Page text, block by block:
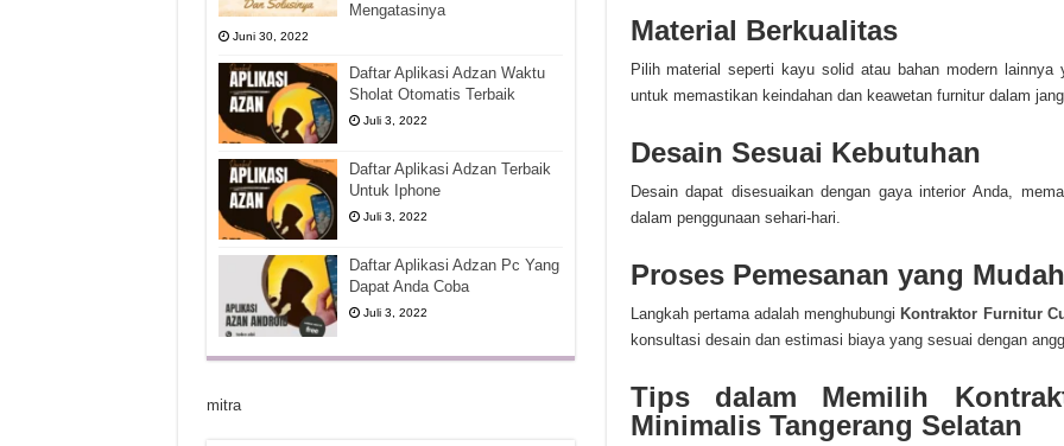
Material Berkualitas
Pilih material seperti kayu solid atau bahan modern lainnya
untuk memastikan keindahan dan keawetan furnitur dalam
Desain Sesuai Kebutuhan
Desain dapat disesuaikan dengan gaya interior Anda,
dalam penggunaan sehari-hari.
Proses Pemesanan yang
Langkah pertama adalah menghubungi Kontraktor Furnitur
konsultasi desain dan estimasi biaya yang sesuai dengan
Tips dalam Memilih
Minimalis Tangerang Selatan
Mengatasinya
Juni 30, 2022
Daftar Aplikasi Adzan Waktu
Sholat Otomatis Terbaik
Juli 3, 2022
Daftar Aplikasi Adzan Terbaik
Untuk Iphone
Juli 3, 2022
Daftar Aplikasi Adzan Pc Yang
Dapat Anda Coba
Juli 3, 2022
mitra